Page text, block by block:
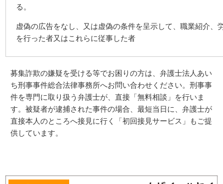
る。
虚偽の広告をなし、又は虚偽の条件を呈示して、職業紹介、
を行った者又はこれらに従事した者
募集詐欺の嫌疑を受ける等でお困りの方は、弁護士法人あい
ち刑事事件総合法律事務所へお問い合わせください。刑事事
件を専門に取り扱う弁護士が、直接「無料相談」を行いま
す。被疑者が逮捕された事件の場合、最短当日に、弁護士が
直接本人のところへ接見に行く「初回接見サービス」もご提
供しています。